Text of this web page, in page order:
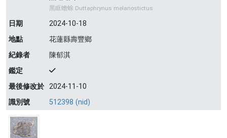
黑眶蟾蜍 Duttaphrynus melanostictus
日期
2024-10-18
地點
花蓮縣壽豐鄉
紀錄者
陳郁淇
鑑定
最後修改於 2024-11-10
識別號
512398 (nid)